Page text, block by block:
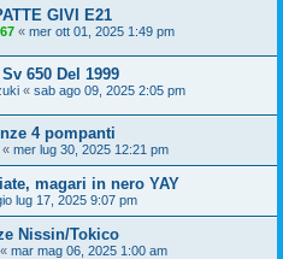
GIVI E21
« mer ott 01, 2025 1:49 pm
650 Del 1999
« sab ago 09, 2025 2:05 pm
4 pompanti
« mer lug 30, 2025 12:21 pm
magari in nero YAY
lug 17, 2025 9:07 pm
Nissin/Tokico
« mar mag 06, 2025 1:00 am